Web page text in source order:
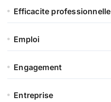
Efficacite professionnelle
Emploi
Engagement
Entreprise